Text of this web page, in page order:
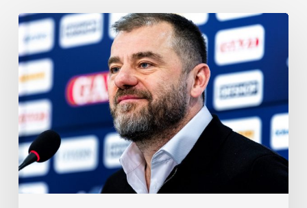
Trotz
Karajica-
Aussage:
ELF
brechen
die
Sponsoren
weg